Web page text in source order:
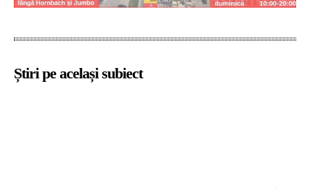
Știri pe același subiect